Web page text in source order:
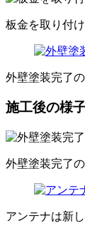
板金を取り付
外壁塗装完了の
施工後の様
外壁塗装完了の
アンテナは新